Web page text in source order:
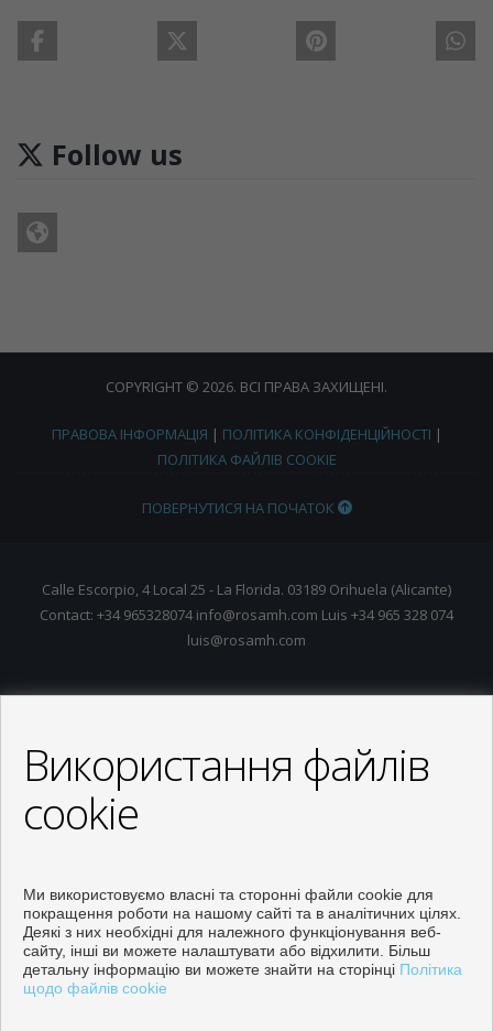
Follow us
COPYRIGHT © 2026. ВСІ ПРАВА ЗАХИЩЕНІ.
ПРАВОВА ІНФОРМАЦІЯ | ПОЛІТИКА КОНФІДЕНЦІЙНОСТІ |
ПОЛІТИКА ФАЙЛІВ COOKIE
ПОВЕРНУТИСЯ НА ПОЧАТОК
Calle Escorpio, 4 Local 25 - La Florida. 03189 Orihuela (Alicante)
Contact: +34 965328074 info@rosamh.com Luis +34 965 328 074
luis@rosamh.com
Properties for sale in Orihuela
Використання файлів
cookie
Ми використовуємо власні та сторонні файли cookie для
покращення роботи на нашому сайті та в аналітичних цілях.
Деякі з них необхідні для належного функціонування веб-
сайту, інші ви можете налаштувати або відхилити. Більш
детальну інформацію ви можете знайти на сторінці Політика
щодо файлів cookie